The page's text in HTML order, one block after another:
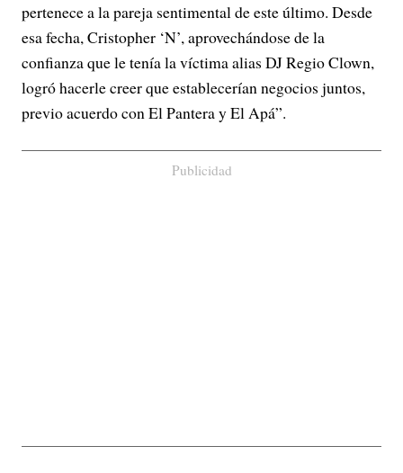
pertenece a la pareja sentimental de este último. Desde
esa fecha, Cristopher ‘N’, aprovechándose de la
confianza que le tenía la víctima alias DJ Regio Clown,
logró hacerle creer que establecerían negocios juntos,
previo acuerdo con El Pantera y El Apá”.
Publicidad